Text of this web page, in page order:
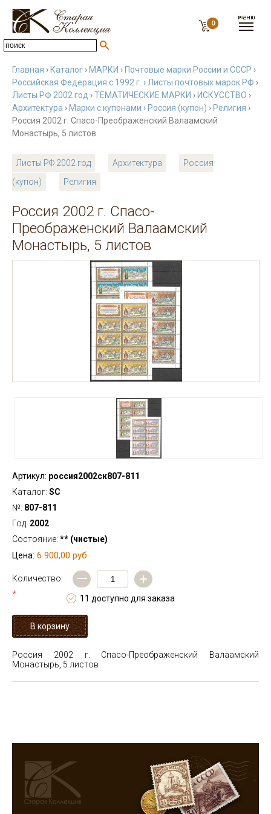
0
Главная › Каталог › МАРКИ › Почтовые марки России и СССР ›
Российская Федерация с 1992 г. › Листы почтовых марок РФ ›
Листы РФ 2002 год ›ТЕМАТИЧЕСКИЕ МАРКИ › ИСКУССТВО ›
Архитектура › Марки с купонами › Россия (купон) › Религия ›
Россия 2002 г. Спасо-Преображенский Валаамский
Монастырь, 5 листов
Листы РФ 2002 год Архитектура
Россия
(купон)
Религия
Россия 2002 г. Спасо-
Преображенский Валаамский
Монастырь, 5 листов
Артикул: россия2002ск807-811
Каталог: SC
№: 807-811
Год: 2002
Состояние: ** (чистые)
Цена: 6 900,00 руб.
Количество:
*
— +
11 доступно для заказа
Россия 2002 г. Спасо-Преображенский Валаамский
Монастырь, 5 листов